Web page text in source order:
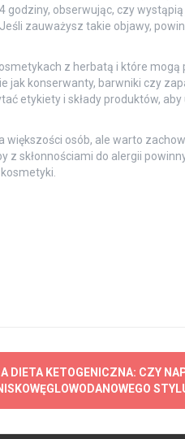
obserwując, czy
zauważysz takie objawy,
z herbatą i które mogą
jak konserwanty, barwniki czy
etykiety i składy produktów, aby
osób, ale warto
skłonnościami do alergii
DIETA KETOGENICZNA: CZY